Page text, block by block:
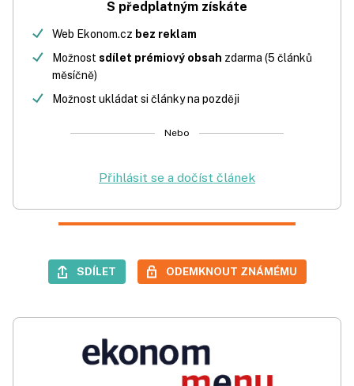
S předplatným získáte
Web Ekonom.cz bez reklam
Možnost sdílet prémiový obsah zdarma (5 článků
měsíčně)
Možnost ukládat si články na později
Nebo
Přihlásit se a dočíst článek
SDÍLET ODEMKNOUT ZNÁMÉMU